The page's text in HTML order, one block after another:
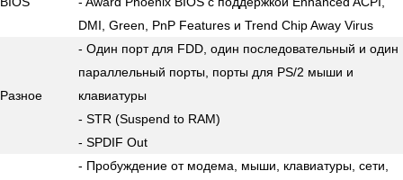
DMI, Green, PnP Features и Trend Chip Away Virus
Разное
- Один порт для FDD, один последовательный и один
параллельный порты, порты для PS/2 мыши и
клавиатуры
- STR (Suspend to RAM)
- SPDIF Out
- Пробуждение от модема, мыши, клавиатуры, сети,